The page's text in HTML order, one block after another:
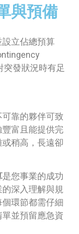
與預備
立佔總預算
突發狀況時有足
靠的夥伴可致
富且能提供完
稍高，長遠卻
是您事業的成功
深入理解與規
環節都需仔細
並預留應急資